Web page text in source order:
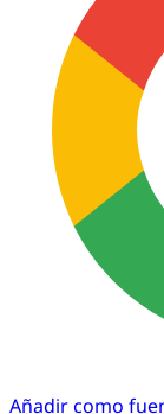
Añadir como